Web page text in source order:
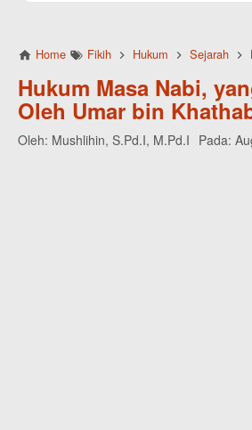
Home Fikih Hukum Sejarah
Hukum Masa Nabi,
Oleh Umar bin
Oleh: Mushlihin, S.Pd.I, M.Pd.I Pada: